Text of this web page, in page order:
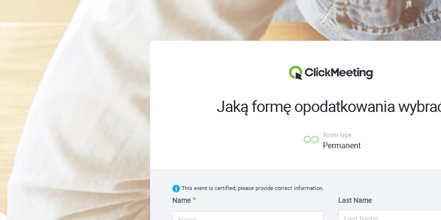
Jaką formę opodatkowania
Room type
Permanent
This event is certified, please provide correct information.
Name Last Name